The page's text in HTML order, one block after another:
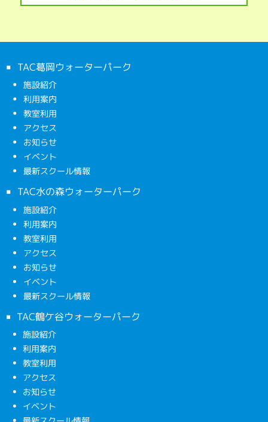
TAC葛岡ウォーターパーク
施設紹介
利用案内
教室利用
アクセス
お知らせ
イベント
最新スクール情報
TAC水の森ウォーターパーク
施設紹介
利用案内
教室利用
アクセス
お知らせ
イベント
最新スクール情報
TAC鶴ケ谷ウォーターパーク
施設紹介
利用案内
教室利用
アクセス
お知らせ
イベント